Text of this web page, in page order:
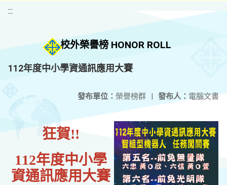
:::
校外榮譽榜 HONOR ROLL
112年度中小學資通訊應用大賽
發布人： 電腦文書
發布單位： 榮譽榜群 |
狂賀!!
112年度中小學
資通訊應用大賽